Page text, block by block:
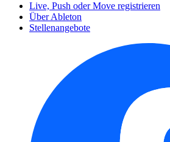
Live, Push oder Move registrieren
Über Ableton
Stellenangebote